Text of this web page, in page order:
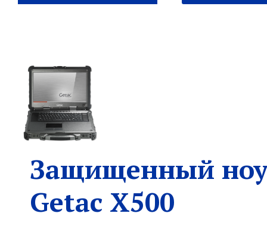
Защищенный
Getac X500